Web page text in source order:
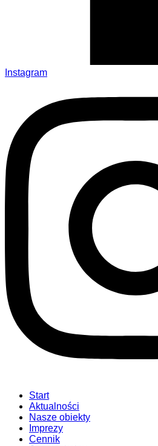
Instagram
Start
Aktualności
Nasze obiekty
Imprezy
Cennik